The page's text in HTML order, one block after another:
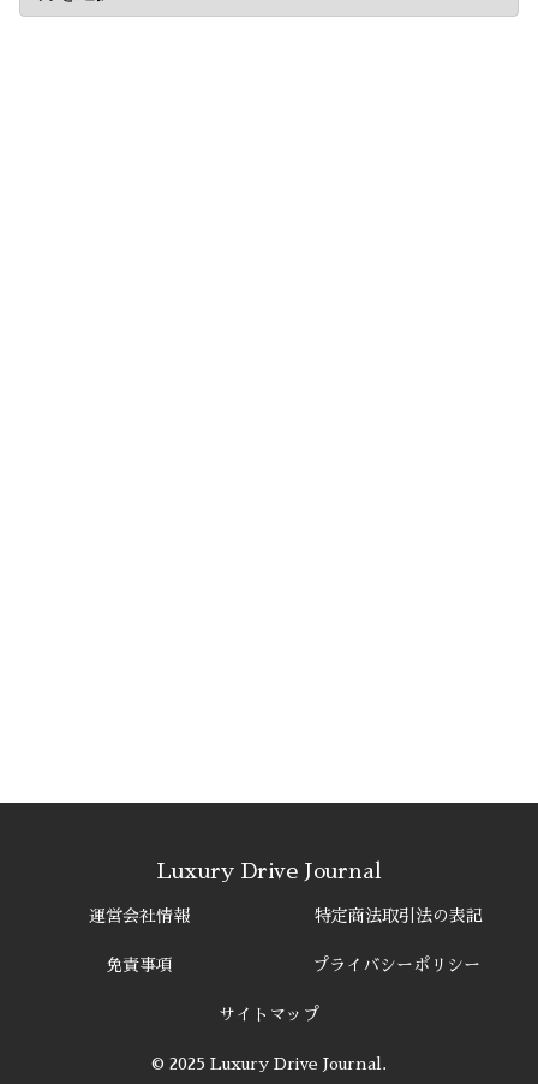
Luxury Drive Journal
運営会社情報 特定商法取引法の表記
免責事項 プライバシーポリシー
サイトマップ
© 2025 Luxury Drive Journal.